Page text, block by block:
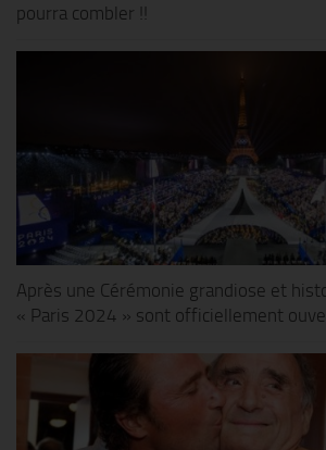
pourra combler !!
Après une Cérémonie grandiose et
« Paris 2024 » sont officiellement